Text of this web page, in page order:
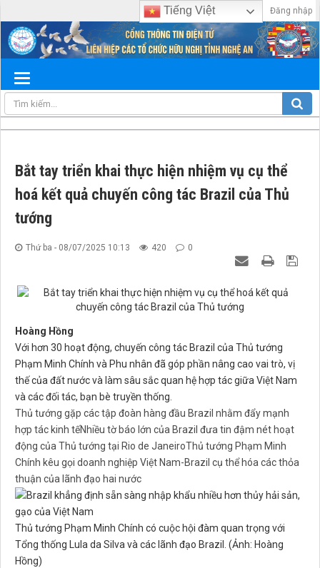
Đăng nhập
Tiếng Việt
Bắt tay triển khai thực hiện nhiệm vụ cụ thể
hoá kết quả chuyến công tác Brazil của Thủ
tướng
Thứ ba - 08/07/2025 10:13 420 0
Hoàng Hồng
Với hơn 30 hoạt động, chuyến công tác Brazil của Thủ tướng
Phạm Minh Chính và Phu nhân đã góp phần nâng cao vai trò, vị
thế của đất nước và làm sâu sắc quan hệ hợp tác giữa Việt Nam
và các đối tác, bạn bè truyền thống.
Thủ tướng gặp các tập đoàn hàng đầu Brazil nhằm đẩy mạnh
hợp tác kinh tếNhiều tờ báo lớn của Brazil đưa tin đậm nét hoạt
động của Thủ tướng tại Rio de JaneiroThủ tướng Phạm Minh
Chính kêu gọi doanh nghiệp Việt Nam-Brazil cụ thể hóa các thỏa
thuận của lãnh đạo hai nước
Thủ tướng Phạm Minh Chính có cuộc hội đàm quan trọng với
Tổng thống Lula da Silva và các lãnh đạo Brazil. (Ảnh: Hoàng
Hồng)